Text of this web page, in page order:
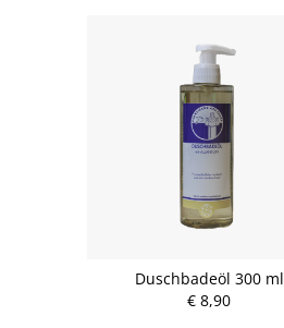
Duschbadeöl 300 ml
€ 8,90